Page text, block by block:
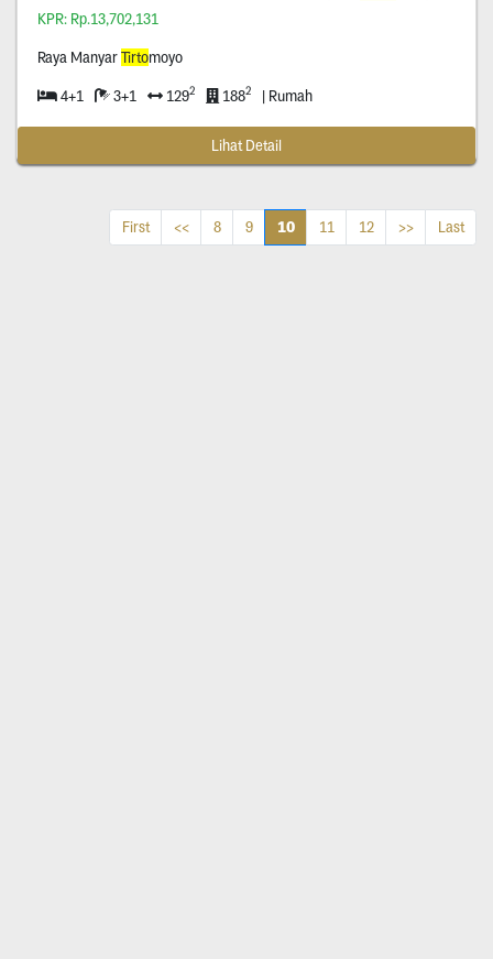
KPR: Rp.13,702,131
Raya ManyarTirtomoyo
4+1 3+1 1292 1882 | Rumah
Lihat Detail
First << 8 9 10 11 12 >> Last